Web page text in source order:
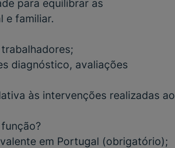
para equilibrar as
e familiar.
diagnóstico, avaliações
às intervenções realizadas ao
em Portugal (obrigatório);